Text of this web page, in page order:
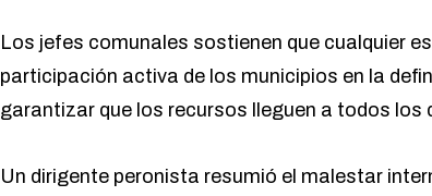
Los jefes comunales sostienen que cualquier
participación activa de los municipios en la
garantizar que los recursos lleguen a todos los
Un dirigente peronista resumió el malestar